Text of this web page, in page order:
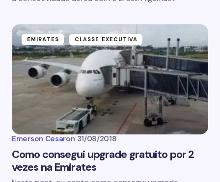
EMIRATES CLASSE EXECUTIVA
Emerson Cesaron 31/08/2018
Como consegui upgrade gratuito por 2
vezes na Emirates